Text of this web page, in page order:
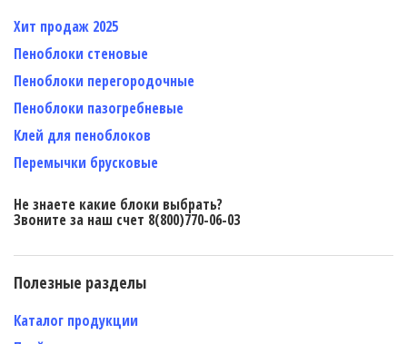
Хит продаж 2025
Пеноблоки стеновые
Пеноблоки перегородочные
Пеноблоки пазогребневые
Клей для пеноблоков
Перемычки брусковые
Не знаете какие блоки выбрать?
Звоните за наш счет 8(800)770-06-03
Полезные разделы
Каталог продукции